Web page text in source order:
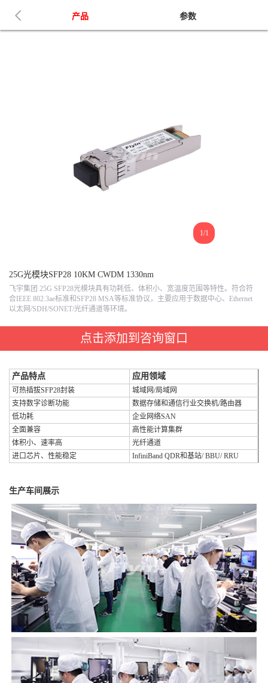
产品 参数
1/1
25G光模块SFP28 10KM CWDM 1330nm
飞宇集团 25G SFP28光模块具有功耗低、体积小、宽温度范围等特性。符合符
合IEEE 802.3ae标准和SFP28 MSA等标准协议，主要应用于数据中心、Ethernet
以太网/SDH/SONET/光纤通道等环境。
点击添加到咨询窗口
产品特点 应用领域
可热插拔SFP28封装
城域网/局域网
支持数字诊断功能
数据存储和通信行业交换机/路由器
低功耗
企业网络SAN
全面兼容
高性能计算集群
体积小、速率高
光纤通道
进口芯片、性能稳定
InfiniBand QDR和基站/ BBU/ RRU
生产车间展示